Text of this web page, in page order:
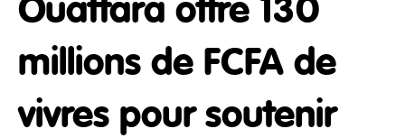
millions de FCFA de
vivres pour soutenir